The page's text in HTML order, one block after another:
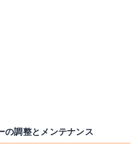
の調整とメンテナンス